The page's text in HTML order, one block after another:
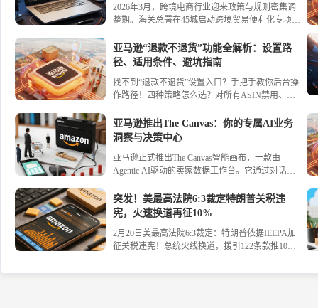
2026年3月，跨境电商行业迎来政策与规则密集调
整期。海关总署在45城启动跨境贸易便利化专项行
级；全国首票“TIR+保税”模式落地，西安开通多式
联运直达中亚新通道。平台方面，亚马逊推行
站保证金翻倍并上线账号健康评分；Shopee新加坡
站商城新绩效规则生效。进口监管转向前置清退，
个，对加拿大油菜籽、日本加拿大卤化丁基橡胶开
征反倾销税。
亚马逊“退款不退货”功能全解析：设置路
径、适用条件、避坑指南
找不到“退款不退货”设置入口？手把手教你后台操
作路径！四种策略怎么选？对所有ASIN禁用、为
配——一文讲透优缺点。附低货值/中价商品开启
建议、部分退款折中方案，让退货成本可控，利润
亚马逊推出The Canvas：你的专属AI业务
洞察与决策中心
亚马逊正式推出The Canvas智能画布，一款由
Agentic AI驱动的卖家数据工作台。它通过对话式
数据分析几秒完成，并提供 actionable 的运营建
议，帮助卖家科学决策，实现高效增长。立即了解
#跨境电商
突发！美最高法院6:3裁定特朗普关税违
宪，火速换道再征10%
2月20日美最高法院6:3裁定：特朗普依据IEEPA加
征关税违宪！总统火线换道，援引122条款推10%
家企业起诉追讨1750亿美元退税，联邦快递、欧莱